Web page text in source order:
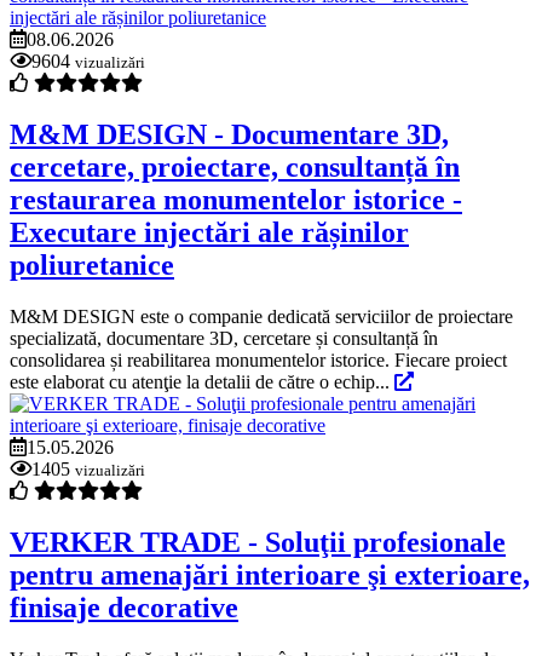
08.06.2026
9604 vizualizări
M&M DESIGN - Documentare 3D,
cercetare, proiectare, consultanță în
restaurarea monumentelor istorice -
Executare injectări ale rășinilor
poliuretanice
M&M DESIGN este o companie dedicată serviciilor de proiectare
specializată, documentare 3D, cercetare și consultanță în
consolidarea și reabilitarea monumentelor istorice. Fiecare proiect
este elaborat cu atenţie la detalii de către o echip...
15.05.2026
1405 vizualizări
VERKER TRADE - Soluţii profesionale
pentru amenajări interioare şi exterioare,
finisaje decorative